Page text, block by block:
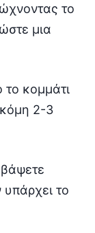
το
μια
κομμάτι
2-3
το